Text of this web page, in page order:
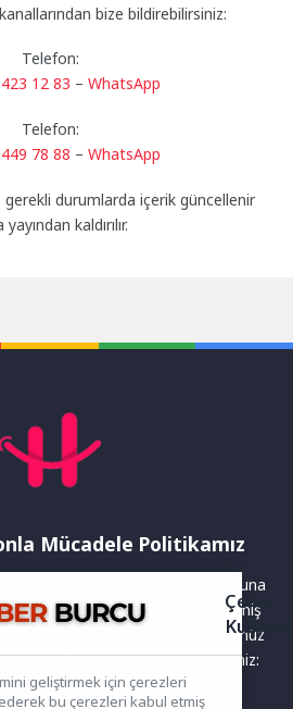
bize bildirebilirsiniz:
Telefon:
12 83 – WhatsApp
Telefon:
78 88 – WhatsApp
gerekli durumlarda içerik güncellenir
kaldırılır.
Mücadele Politikamız
ilkesi gözetilerek hazırlanır. Buna
eksik, hatalı veya güncelliğini yitirmiş
veya yanıltıcı olduğunu düşündüğünüz
kanallarından bize bildirebilirsiniz:
Çerez
geliştirmek için çerezleri
bu çerezleri kabul etmiş